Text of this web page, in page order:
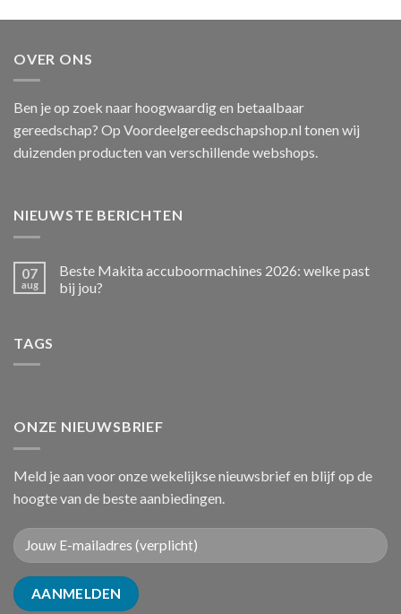
OVER ONS
Ben je op zoek naar hoogwaardig en betaalbaar
gereedschap? Op Voordeelgereedschapshop.nl tonen wij
duizenden producten van verschillende webshops.
NIEUWSTE BERICHTEN
07
aug
Beste Makita accuboormachines 2026: welke past
bij jou?
TAGS
ONZE NIEUWSBRIEF
Meld je aan voor onze wekelijkse nieuwsbrief en blijf op de
hoogte van de beste aanbiedingen.